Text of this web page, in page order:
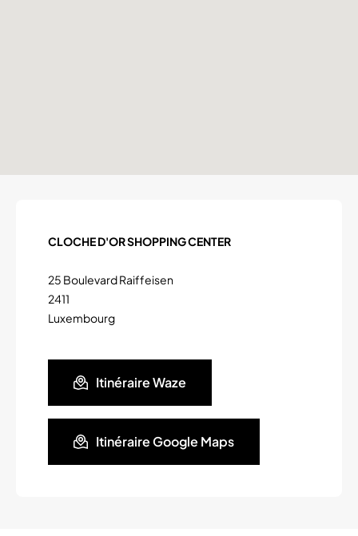
CLOCHE D'OR SHOPPING CENTER
25 Boulevard Raiffeisen
2411
Luxembourg
Itinéraire Waze
Itinéraire Google Maps